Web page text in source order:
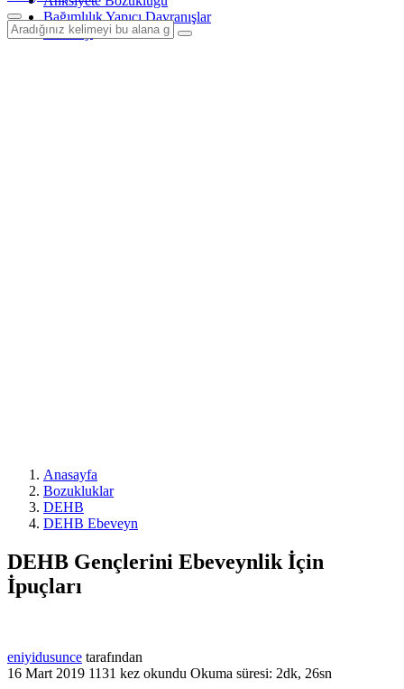
Bağımlılık Yapıcı Davranışlar
Psikoloji
Anasayfa
Bozukluklar
DEHB
DEHB Ebeveyn
DEHB Gençlerini Ebeveynlik İçin
İpuçları
eniyidusunce tarafından
16 Mart 2019 1131 kez okundu Okuma süresi: 2dk, 26sn